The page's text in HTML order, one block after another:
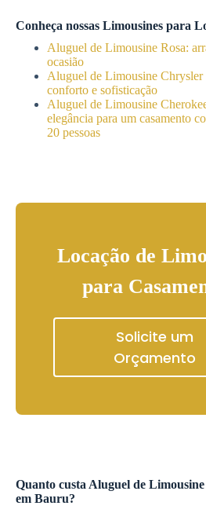
Conheça nossas Limousines para
Aluguel de Limousine Rosa:
ocasião
Aluguel de Limousine Chrysler
conforto e sofisticação
Aluguel de Limousine
elegância para um casamento
20 pessoas
Locação de
para
Solicite um
Orçamento
Quanto custa Aluguel de Limousine
em Bauru?